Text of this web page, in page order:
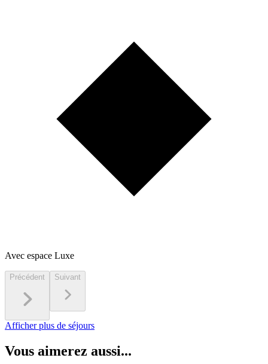
Avec espace Luxe
Précédent Suivant
Afficher plus de séjours
Vous aimerez aussi...